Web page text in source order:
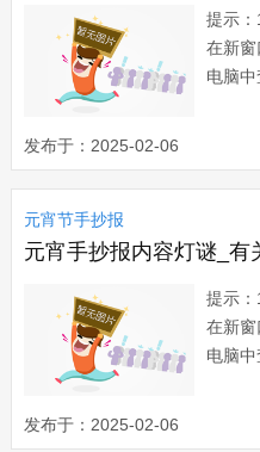
提示
在新
电脑
仅为
便。
迎您向
发布于：2025-02-06
元宵节手抄报
元宵手抄报内容灯谜_有
提示
在新
电脑
仅为
便。
发布于：2025-02-06